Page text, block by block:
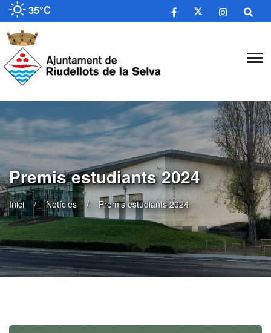
35°C
Premis estudiants 2024
Inici Notícies Premis estudiants 2024